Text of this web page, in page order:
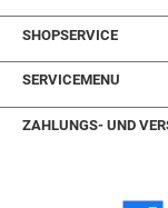
SHOPSERVICE
SERVICEMENU
ZAHLUNGS- UND